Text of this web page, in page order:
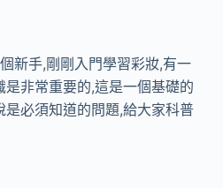
新手,剛剛入門學習彩妝,有一
非常重要的,這是一個基礎的
必須知道的問題,給大家科普